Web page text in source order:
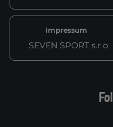
Impressum
SEVEN SPORT s.r.o.